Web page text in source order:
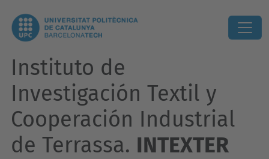
Instituto de
Investigación Textil y
Cooperación Industrial
de Terrassa. INTEXTER